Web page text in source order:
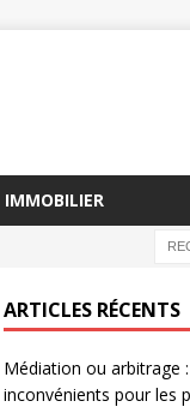
ARTICLES RÉCENTS
Médiation ou arbitrage
inconvénients pour les